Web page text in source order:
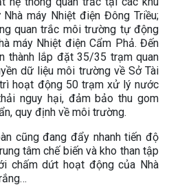
máy Nhiệt điện Đông Triều;
quan trắc môi trường tự động
máy Nhiệt điện Cẩm Phả. Đến
thành lắp đặt 35/35 trạm quan
dữ liệu môi trường về Sở Tài
hoạt động 50 trạm xử lý nước
nguy hại, đảm bảo thu gom
quy định về môi trường.
cũng đang đẩy nhanh tiến độ
tâm chế biến và kho than tập
chấm dứt hoạt động của Nhà